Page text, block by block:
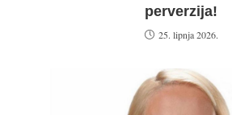
perverzija!
25. lipnja 2026.